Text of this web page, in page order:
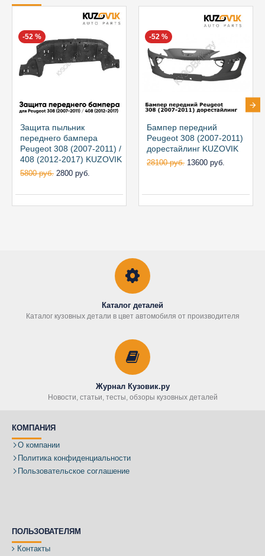
-52 %
Защита пыльник
переднего бампера
Peugeot 308 (2007-2011) /
408 (2012-2017) KUZOVIK
5800 руб. 2800 руб.
-52 %
Бампер передний
Peugeot 308 (2007-2011)
дорестайлинг KUZOVIK
28100 руб. 13600 руб.
Каталог деталей
Каталог кузовных детали в цвет автомобиля от производителя
Журнал Кузовик.ру
Новости, статьи, тесты, обзоры кузовных деталей
КОМПАНИЯ
О компании
Политика конфиденциальности
Пользовательское соглашение
ПОЛЬЗОВАТЕЛЯМ
Контакты